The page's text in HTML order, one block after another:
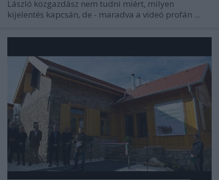
László közgazdász nem tudni miért, milyen
kijelentés kapcsán, de - maradva a videó profán ...